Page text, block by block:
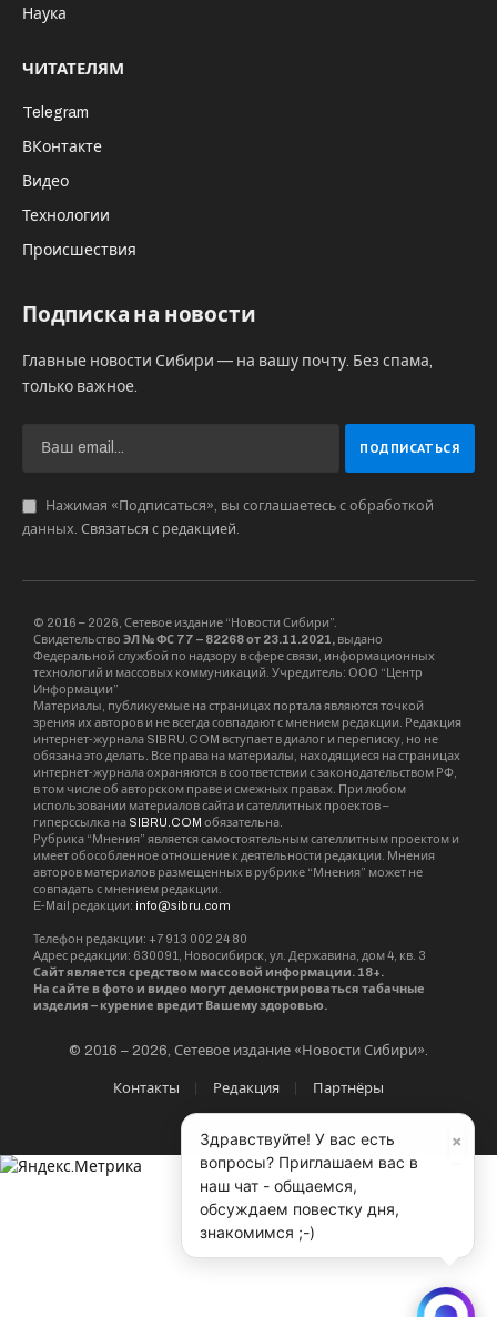
Наука
ЧИТАТЕЛЯМ
Telegram
ВКонтакте
Видео
Технологии
Происшествия
Подписка на новости
Главные новости Сибири — на вашу почту. Без спама,
только важное.
Нажимая «Подписаться», вы соглашаетесь с обработкой
данных. Связаться с редакцией
© 2016 – 2026, Сетевое издание “Новости Сибири”.
Свидетельство ЭЛ № ФС 77 – 82268 от 23.11.2021, выдано
Федеральной службой по надзору в сфере связи, информационных
технологий и массовых коммуникаций. Учредитель: ООО “Центр
Информации”
Материалы, публикуемые на страницах портала являются точкой
зрения их авторов и не всегда совпадают с мнением редакции. Редакция
интернет-журнала SIBRU.COM вступает в диалог и переписку, но не
обязана это делать. Все права на материалы, находящиеся на страницах
интернет-журнала охраняются в соответствии с законодательством РФ,
в том числе об авторском праве и смежных правах. При любом
использовании материалов сайта и сателлитных проектов –
гиперссылка на SIBRU.COM обязательна.
Рубрика “Мнения” является самостоятельным сателлитным проектом и
имеет обособленное отношение к деятельности редакции. Мнения
авторов материалов размещенных в рубрике “Мнения” может не
совпадать с мнением редакции.
E-Mail редакции: info@sibru.com
Телефон редакции: +7 913 002 24 80
Адрес редакции: 630091, Новосибирск, ул. Державина, дом 4, кв. 3
Сайт является средством массовой информации. 18+.
На сайте в фото и видео могут демонстрироваться табачные
изделия – курение вредит Вашему здоровью.
© 2016 – 2026, Сетевое издание «Новости Сибири».
Контакты Редакция Партнёры
×
Здравствуйте! У вас есть
вопросы? Приглашаем вас в
наш чат - общаемся,
обсуждаем повестку дня,
знакомимся ;-)